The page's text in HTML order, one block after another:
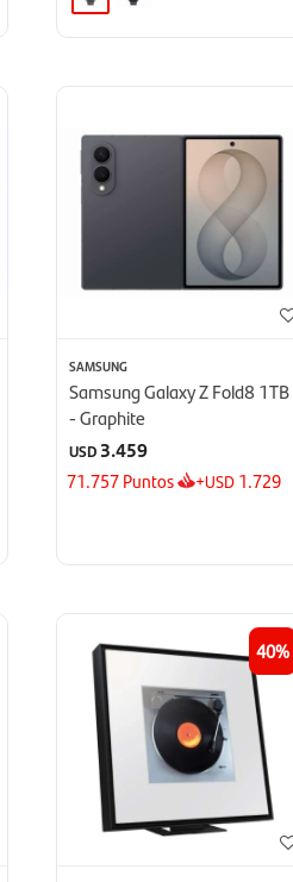
SAMSUNG
Samsung Galaxy Z Fold8 1TB
- Graphite
USD 3.459
71.757Puntos +USD 1.729
40